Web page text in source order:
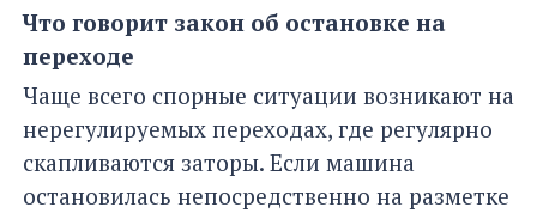
Что говорит закон об остановке на
переходе
Чаще всего спорные ситуации возникают на
нерегулируемых переходах, где регулярно
скапливаются заторы. Если машина
остановилась непосредственно на разметке